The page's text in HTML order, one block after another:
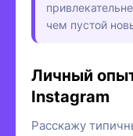
чем пустой
Личный
Instagram
Расскажу